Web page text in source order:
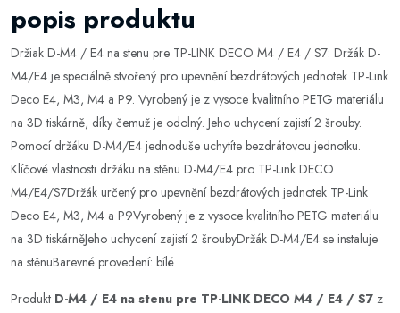
popis produktu
Držiak D-M4 / E4 na stenu pre TP-LINK DECO M4 / E4 / S7: Držák D-
M4/E4 je speciálně stvořený pro upevnění bezdrátových jednotek TP-Link
Deco E4, M3, M4 a P9. Vyrobený je z vysoce kvalitního PETG materiálu
na 3D tiskárně, díky čemuž je odolný. Jeho uchycení zajistí 2 šrouby.
Pomocí držáku D-M4/E4 jednoduše uchytíte bezdrátovou jednotku.
Klíčové vlastnosti držáku na stěnu D-M4/E4 pro TP-Link DECO
M4/E4/S7Držák určený pro upevnění bezdrátových jednotek TP-Link
Deco E4, M3, M4 a P9Vyrobený je z vysoce kvalitního PETG materiálu
na 3D tiskárněJeho uchycení zajistí 2 šroubyDržák D-M4/E4 se instaluje
na stěnuBarevné provedení: bílé
Produkt D-M4 / E4 na stenu pre TP-LINK DECO M4 / E4 / S7 z